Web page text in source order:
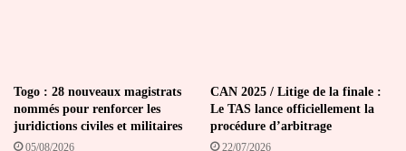
Togo : 28 nouveaux magistrats
nommés pour renforcer les
juridictions civiles et militaires
05/08/2026
CAN 2025 / Litige de la finale :
Le TAS lance officiellement la
procédure d’arbitrage
22/07/2026